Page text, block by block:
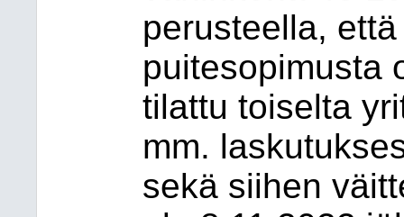
perusteella,
puitesopimusta
tilattu toiselta
mm.
sekä siihen